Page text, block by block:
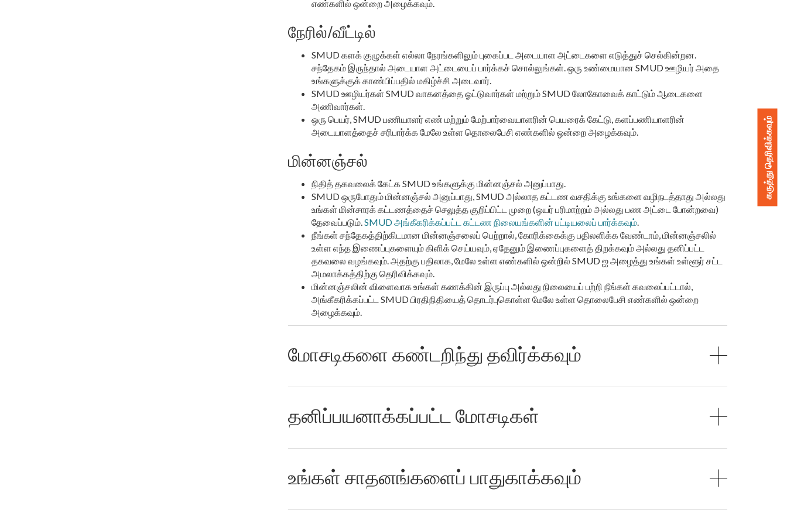
எண்களில் ஒன்றை அழைக்கவும்.
நேரில்/வீட்டில்
SMUD களக் குழுக்கள் எல்லா நேரங்களிலும் புகைப்பட அடையாள அட்டைகளை எடுத்துச் செல்கின்றன.
சந்தேகம் இருந்தால் அடையாள அட்டையைப் பார்க்கச் சொல்லுங்கள். ஒரு உண்மையான SMUD ஊழியர் அதை
உங்களுக்குக் காண்பிப்பதில் மகிழ்ச்சி அடைவார்.
SMUD ஊழியர்கள் SMUD வாகனத்தை ஓட்டுவார்கள் மற்றும் SMUD லோகோவைக் காட்டும் ஆடைகளை
அணிவார்கள்.
ஒரு பெயர், SMUD பணியாளர் எண் மற்றும் மேற்பார்வையாளரின் பெயரைக் கேட்டு, களப்பணியாளரின்
அடையாளத்தைச் சரிபார்க்க மேலே உள்ள தொலைபேசி எண்களில் ஒன்றை அழைக்கவும்.
மின்னஞ்சல்
நிதித் தகவலைக் கேட்க SMUD உங்களுக்கு மின்னஞ்சல் அனுப்பாது.
SMUD ஒருபோதும் மின்னஞ்சல் அனுப்பாது, SMUD அல்லாத கட்டண வசதிக்கு உங்களை வழிநடத்தாது அல்லது
உங்கள் மின்சாரக் கட்டணத்தைச் செலுத்த குறிப்பிட்ட முறை (ஒயர் பரிமாற்றம் அல்லது பண அட்டை போன்றவை)
தேவைப்படும்.SMUD அங்கீகரிக்கப்பட்ட கட்டண நிலையங்களின் பட்டியலைப் பார்க்கவும்.
நீங்கள் சந்தேகத்திற்கிடமான மின்னஞ்சலைப் பெற்றால், கோரிக்கைக்கு பதிலளிக்க வேண்டாம், மின்னஞ்சலில்
உள்ள எந்த இணைப்புகளையும் கிளிக் செய்யவும், ஏதேனும் இணைப்புகளைத் திறக்கவும் அல்லது தனிப்பட்ட
தகவலை வழங்கவும். அதற்கு பதிலாக, மேலே உள்ள எண்களில் ஒன்றில் SMUD ஐ அழைத்து உங்கள் உள்ளூர் சட்ட
அமலாக்கத்திற்கு தெரிவிக்கவும்.
மின்னஞ்சலின் விளைவாக உங்கள் கணக்கின் இருப்பு அல்லது நிலையைப் பற்றி நீங்கள் கவலைப்பட்டால்,
அங்கீகரிக்கப்பட்ட SMUD பிரதிநிதியைத் தொடர்புகொள்ள மேலே உள்ள தொலைபேசி எண்களில் ஒன்றை
அழைக்கவும்.
மோசடிகளை கண்டறிந்து தவிர்க்கவும்
தனிப்பயனாக்கப்பட்ட மோசடிகள்
உங்கள் சாதனங்களைப் பாதுகாக்கவும்
கருத்து தெரிவிக்கவும்